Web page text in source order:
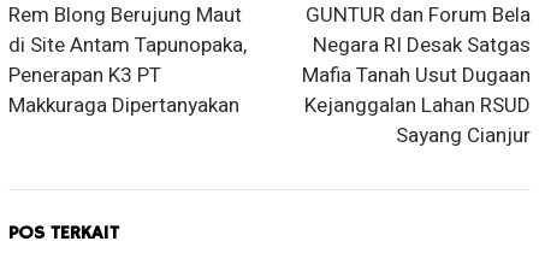
pos
Rem Blong Berujung Maut
di Site Antam Tapunopaka,
Penerapan K3 PT
Makkuraga Dipertanyakan
GUNTUR dan Forum Bela
Negara RI Desak Satgas
Mafia Tanah Usut Dugaan
Kejanggalan Lahan RSUD
Sayang Cianjur
POS TERKAIT